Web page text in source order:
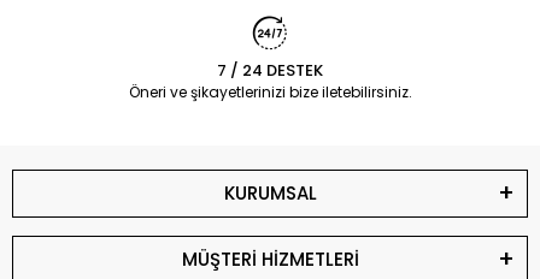
7 / 24 DESTEK
Öneri ve şikayetlerinizi bize iletebilirsiniz.
KURUMSAL
MÜŞTERİ HİZMETLERİ